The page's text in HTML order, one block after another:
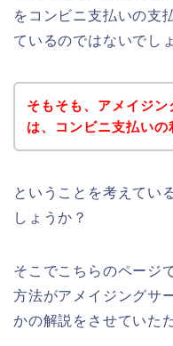
をコンビニ支払いの支
ているのではないでし
そもそも、アメイジ
は、コンビニ支払いの
ということを考えてい
しょうか？
そこでこちらのページ
方法がアメイジングサ
かの解説をさせていた